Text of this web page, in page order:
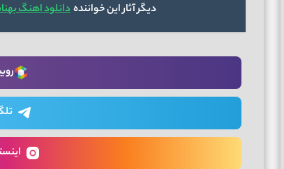
دیگر آثار این خوانندهدانلود اهنگ